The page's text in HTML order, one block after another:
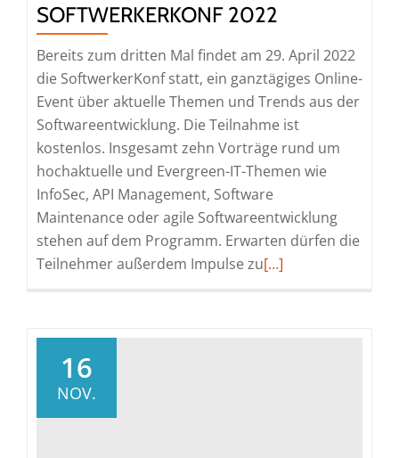
SOFTWERKERKONF 2022
Bereits zum dritten Mal findet am 29. April 2022
die SoftwerkerKonf statt, ein ganztägiges Online-
Event über aktuelle Themen und Trends aus der
Softwareentwicklung. Die Teilnahme ist
kostenlos. Insgesamt zehn Vorträge rund um
hochaktuelle und Evergreen-IT-Themen wie
InfoSec, API Management, Software
Maintenance oder agile Softwareentwicklung
stehen auf dem Programm. Erwarten dürfen die
Teilnehmer außerdem Impulse zuRead
[…]
16
NOV.